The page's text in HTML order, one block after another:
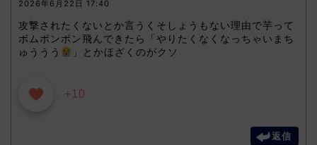
2026年6月22日 17:40
攻撃されたくないとか言うくそしょうもない理由で芋って
ボムポンポン飛んできたら「やりたくなくなっちゃいまち
ゅううう
」とかほざくのがクソ
+10
返信